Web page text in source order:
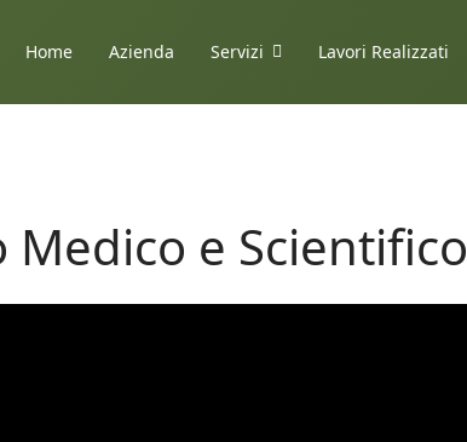
Home Azienda Servizi Lavori Realizzati
e Scientifico